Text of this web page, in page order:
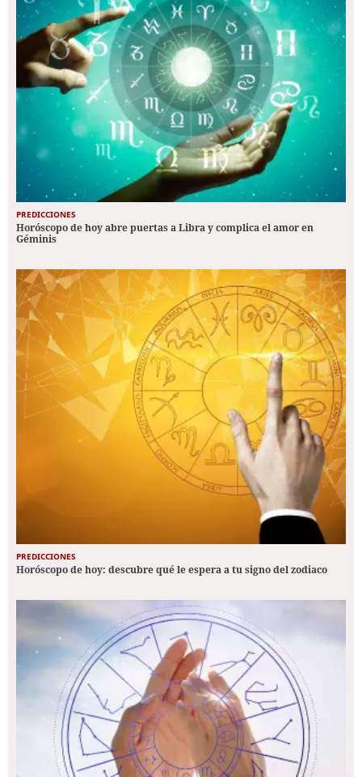
PREDICCIONES
Horóscopo de hoy abre puertas a Libra y complica el amor en
Géminis
PREDICCIONES
Horóscopo de hoy: descubre qué le espera a tu signo del zodiaco